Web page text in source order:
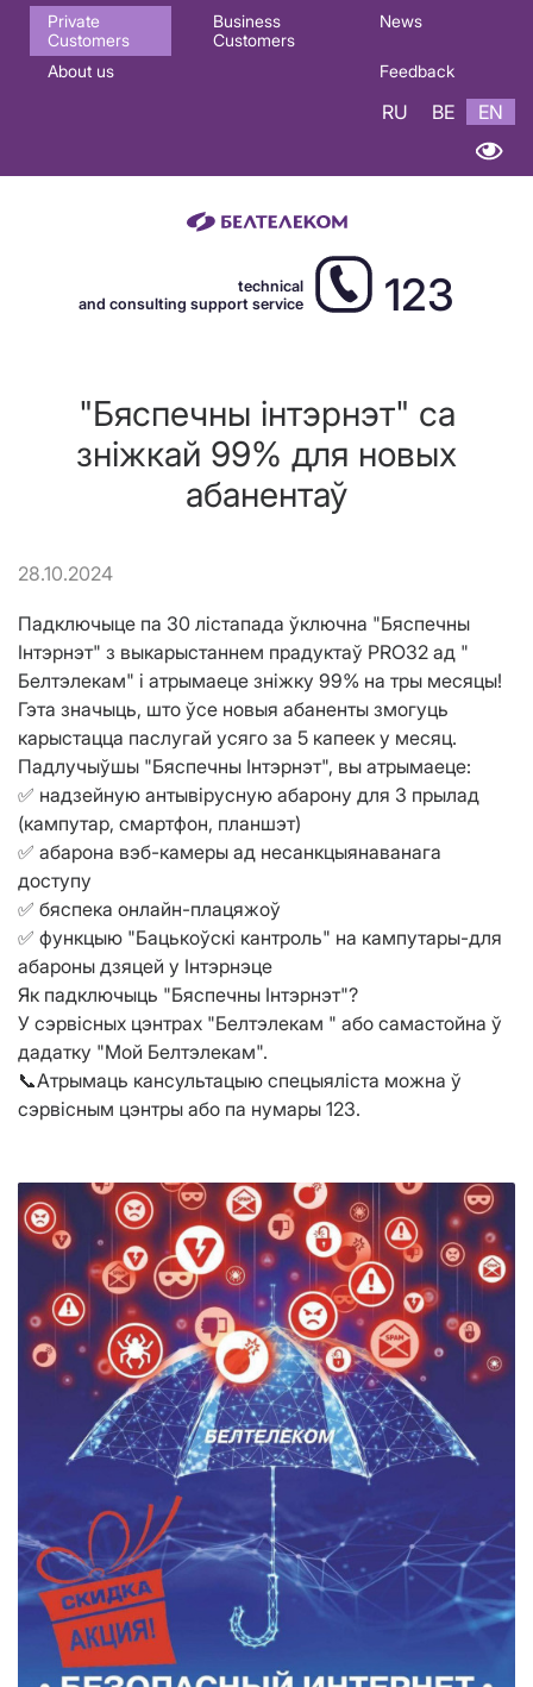
Основная
навигация
Private
Customers
Business
Customers
News
About us Feedback
RU BE EN
technical
and consulting support service
123
"Бяспечны інтэрнэт" са
зніжкай 99% для новых
абанентаў
28.10.2024
Падключыце па 30 лістапада ўключна "Бяспечны
Інтэрнэт" з выкарыстаннем прадуктаў PRO32 ад "
Белтэлекам" і атрымаеце зніжку 99% на тры месяцы!
Гэта значыць, што ўсе новыя абаненты змогуць
карыстацца паслугай усяго за 5 капеек у месяц.
Падлучыўшы "Бяспечны Інтэрнэт", вы атрымаеце:
✅ надзейную антывірусную абарону для 3 прылад
(кампутар, смартфон, планшэт)
✅ абарона вэб-камеры ад несанкцыянаванага
доступу
✅ бяспека онлайн-плацяжоў
✅ функцыю "Бацькоўскі кантроль" на кампутары-для
абароны дзяцей у Інтэрнэце
Як падключыць "Бяспечны Інтэрнэт"?
У сэрвісных цэнтрах "Белтэлекам " або самастойна ў
дадатку "Мой Белтэлекам".
📞Атрымаць кансультацыю спецыяліста можна ў
сэрвісным цэнтры або па нумары 123.